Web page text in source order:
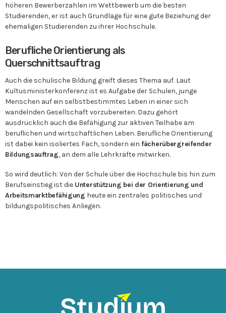
höheren Bewerberzahlen im Wettbewerb um die besten
Studierenden, er ist auch Grundlage für eine gute Beziehung der
ehemaligen Studierenden zu ihrer Hochschule.
Berufliche Orientierung als
Querschnittsauftrag
Auch die schulische Bildung greift dieses Thema auf. Laut
Kultusministerkonferenz ist es Aufgabe der Schulen, junge
Menschen auf ein selbstbestimmtes Leben in einer sich
wandelnden Gesellschaft vorzubereiten. Dazu gehört
ausdrücklich auch die Befähigung zur aktiven Teilhabe am
beruflichen und wirtschaftlichen Leben. Berufliche Orientierung
ist dabei kein isoliertes Fach, sondern ein fächerübergreifender
Bildungsauftrag, an dem alle Lehrkräfte mitwirken.
So wird deutlich: Von der Schule über die Hochschule bis hin zum
Berufseinstieg ist die Unterstützung bei der Orientierung und
Arbeitsmarktbefähigung heute ein zentrales politisches und
bildungspolitisches Anliegen.